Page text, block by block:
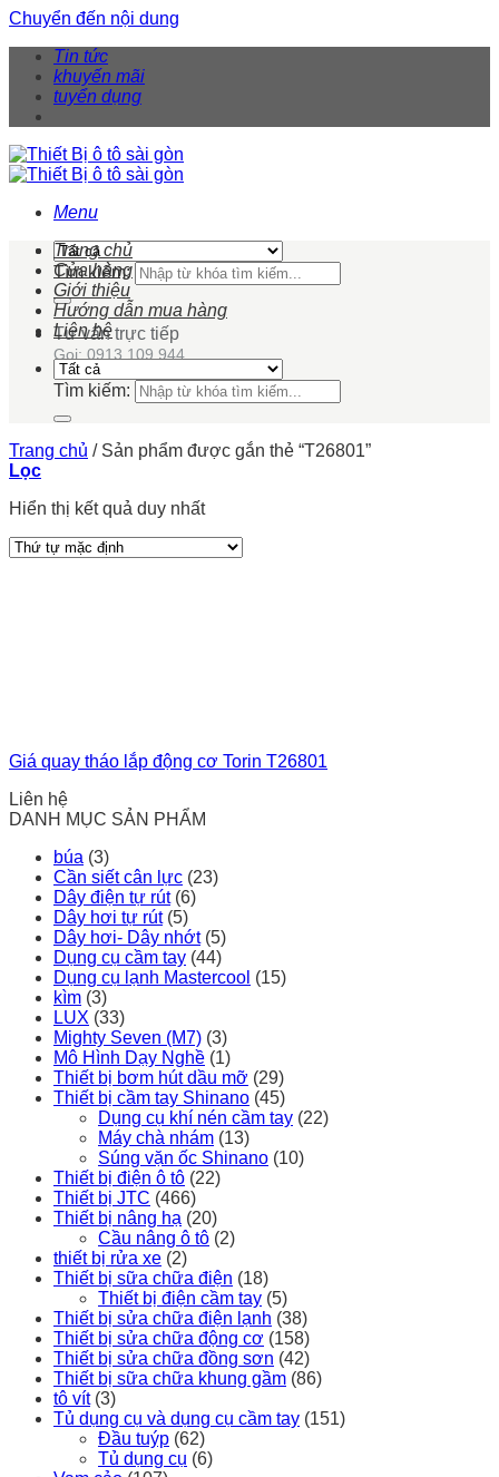
Chuyển đến nội dung
Tin tức
khuyến mãi
tuyển dụng
Menu
Tìm kiếm:
Tư vấn trực tiếp
Gọi: 0913 109 944
Trang chủ
Cửa hàng
Giới thiệu
Hướng dẫn mua hàng
Liên hệ
Tìm kiếm:
Trang chủ /Sản phẩm được gắn thẻ “T26801”
Lọc
Hiển thị kết quả duy nhất
Giá quay tháo lắp động cơ Torin T26801
Liên hệ
DANH MỤC SẢN PHẨM
búa (3)
Cần siết cân lực (23)
Dây điện tự rút (6)
Dây hơi tự rút (5)
Dây hơi- Dây nhớt (5)
Dụng cụ cầm tay (44)
Dụng cụ lạnh Mastercool (15)
kìm (3)
LUX (33)
Mighty Seven (M7) (3)
Mô Hình Dạy Nghề (1)
Thiết bị bơm hút dầu mỡ (29)
Thiết bị cầm tay Shinano (45)
Dụng cụ khí nén cầm tay (22)
Máy chà nhám (13)
Súng vặn ốc Shinano (10)
Thiết bị điện ô tô (22)
Thiết bị JTC (466)
Thiết bị nâng hạ (20)
Cầu nâng ô tô (2)
thiết bị rửa xe (2)
Thiết bị sữa chữa điện (18)
Thiết bị điện cầm tay (5)
Thiết bị sửa chữa điện lạnh (38)
Thiết bị sửa chữa động cơ (158)
Thiết bị sửa chữa đồng sơn (42)
Thiết bị sữa chữa khung gầm (86)
tô vít (3)
Tủ dụng cụ và dụng cụ cầm tay (151)
Đầu tuýp (62)
Tủ dụng cụ (6)